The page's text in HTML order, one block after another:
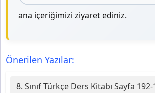
ana içeriğimizi ziyaret ediniz.
Önerilen Yazılar:
8. Sınıf Türkçe Ders Kitabı Sayfa